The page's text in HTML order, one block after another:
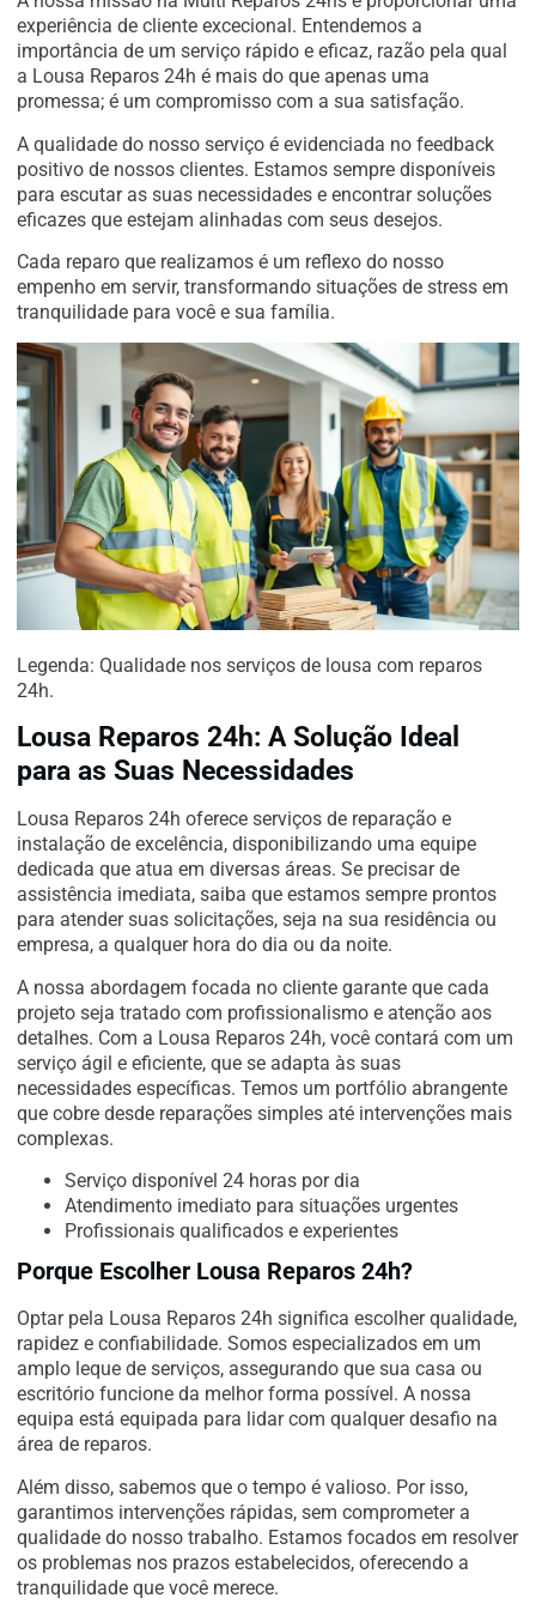
experiência de cliente excecional. Entendemos a
importância de um serviço rápido e eficaz, razão pela qual
a Lousa Reparos 24h é mais do que apenas uma
promessa; é um compromisso com a sua satisfação.
A qualidade do nosso serviço é evidenciada no feedback
positivo de nossos clientes. Estamos sempre disponíveis
para escutar as suas necessidades e encontrar soluções
eficazes que estejam alinhadas com seus desejos.
Cada reparo que realizamos é um reflexo do nosso
empenho em servir, transformando situações de stress em
tranquilidade para você e sua família.
Legenda: Qualidade nos serviços de lousa com reparos
24h.
Lousa Reparos 24h: A Solução Ideal
para as Suas Necessidades
Lousa Reparos 24h oferece serviços de reparação e
instalação de excelência, disponibilizando uma equipe
dedicada que atua em diversas áreas. Se precisar de
assistência imediata, saiba que estamos sempre prontos
para atender suas solicitações, seja na sua residência ou
empresa, a qualquer hora do dia ou da noite.
A nossa abordagem focada no cliente garante que cada
projeto seja tratado com profissionalismo e atenção aos
detalhes. Com a Lousa Reparos 24h, você contará com um
serviço ágil e eficiente, que se adapta às suas
necessidades específicas. Temos um portfólio abrangente
que cobre desde reparações simples até intervenções mais
complexas.
Serviço disponível 24 horas por dia
Atendimento imediato para situações urgentes
Profissionais qualificados e experientes
Porque Escolher Lousa Reparos 24h?
Optar pela Lousa Reparos 24h significa escolher qualidade,
rapidez e confiabilidade. Somos especializados em um
amplo leque de serviços, assegurando que sua casa ou
escritório funcione da melhor forma possível. A nossa
equipa está equipada para lidar com qualquer desafio na
área de reparos.
Além disso, sabemos que o tempo é valioso. Por isso,
garantimos intervenções rápidas, sem comprometer a
qualidade do nosso trabalho. Estamos focados em resolver
os problemas nos prazos estabelecidos, oferecendo a
tranquilidade que você merece.